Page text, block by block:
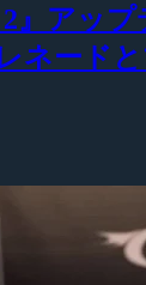
2』アップ
ネード